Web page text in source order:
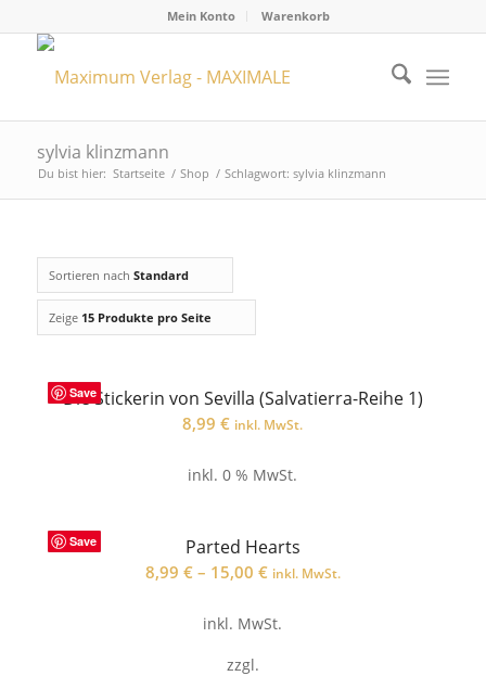
Mein Konto Warenkorb
sylvia klinzmann
Du bist hier: Startseite / Shop / Schlagwort: sylvia klinzmann
Sortieren nach Standard
Zeige 15 Produkte pro Seite
Save
Die Stickerin von Sevilla (Salvatierra-Reihe 1)
8,99€ inkl. MwSt.
inkl. 0 % MwSt.
Save Parted Hearts
8,99 €– 15,00 € inkl. MwSt.
inkl. MwSt.
zzgl.